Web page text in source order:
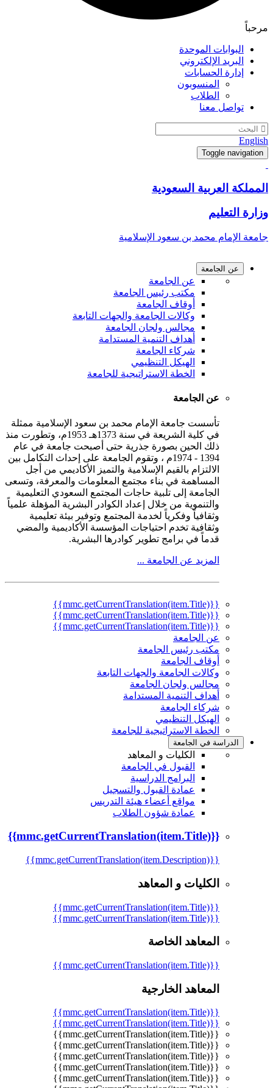
مرحباً
البوابات الموحدة
البريد الإلكتروني
إدارة الحسابات
المنسوبون
الطلاب
تواصل معنا
English
Toggle navigation
المملكة العربية السعودية
وزارة التعليم
جامعة الإمام محمد بن سعود الإسلامية
عن الجامعة
عن الجامعة
مكتب رئيس الجامعة
أوقاف الجامعة
وكالات الجامعة والجهات التابعة
مجالس ولجان الجامعة
أهداف التنمية المستدامة
شركاء الجامعة
الهيكل التنظيمي
الخطة الاستراتيجية للجامعة
عن الجامعة
تأسست جامعة الإمام محمد بن سعود الإسلامية ممثلة
في كلية الشريعة في سنة 1373هـ 1953م، وتطورت منذ
ذلك الحين بصورة جذرية حتى أصبحت جامعة في عام
1394 - 1974م ، وتقوم الجامعة على إحداث التكامل بين
الالتزام بالقيم الإسلامية والتميز الأكاديمي من أجل
المساهمة في بناء مجتمع المعلومات والمعرفة، وتسعى
الجامعة إلى تلبية حاجات المجتمع السعودي التعليمية
والتنموية من خلال إعداد الكوادر البشرية المؤهلة علمياً
وثقافياً وفكرياً لخدمة المجتمع وتوفير بيئة تعليمية
وثقافية تخدم احتياجات المؤسسة الأكاديمية والمضي
قدماً في برامج تطوير كوادرها البشرية.
المزيد عن الجامعة ...
{{mmc.getCurrentTranslation(item.Title)}}
{{mmc.getCurrentTranslation(item.Title)}}
{{mmc.getCurrentTranslation(item.Title)}}
عن الجامعة
مكتب رئيس الجامعة
أوقاف الجامعة
وكالات الجامعة والجهات التابعة
مجالس ولجان الجامعة
أهداف التنمية المستدامة
شركاء الجامعة
الهيكل التنظيمي
الخطة الاستراتيجية للجامعة
الدراسة في الجامعة
الكليات و المعاهد
القبول في الجامعة
البرامج الدراسية
عمادة القبول والتسجيل
مواقع أعضاء هيئة التدريس
عمادة شؤون الطلاب
{{mmc.getCurrentTranslation(item.Title)}}
{{mmc.getCurrentTranslation(item.Description)}}
الكليات و المعاهد
{{mmc.getCurrentTranslation(item.Title)}}
{{mmc.getCurrentTranslation(item.Title)}}
المعاهد الخاصة
{{mmc.getCurrentTranslation(item.Title)}}
المعاهد الخارجية
{{mmc.getCurrentTranslation(item.Title)}}
{{mmc.getCurrentTranslation(item.Title)}}
{{mmc.getCurrentTranslation(item.Title)}}
{{mmc.getCurrentTranslation(item.Title)}}
{{mmc.getCurrentTranslation(item.Title)}}
{{mmc.getCurrentTranslation(item.Title)}}
{{mmc.getCurrentTranslation(item.Title)}}